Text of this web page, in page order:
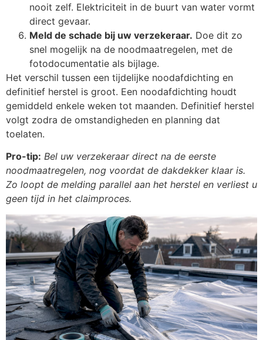
nooit zelf. Elektriciteit in de buurt van water vormt
direct gevaar.
Meld de schade bij uw verzekeraar. Doe dit zo
snel mogelijk na de noodmaatregelen, met de
fotodocumentatie als bijlage.
Het verschil tussen een tijdelijke noodafdichting en
definitief herstel is groot. Een noodafdichting houdt
gemiddeld enkele weken tot maanden. Definitief herstel
volgt zodra de omstandigheden en planning dat
toelaten.
Pro-tip: Bel uw verzekeraar direct na de eerste
noodmaatregelen, nog voordat de dakdekker klaar is.
Zo loopt de melding parallel aan het herstel en verliest u
geen tijd in het claimproces.